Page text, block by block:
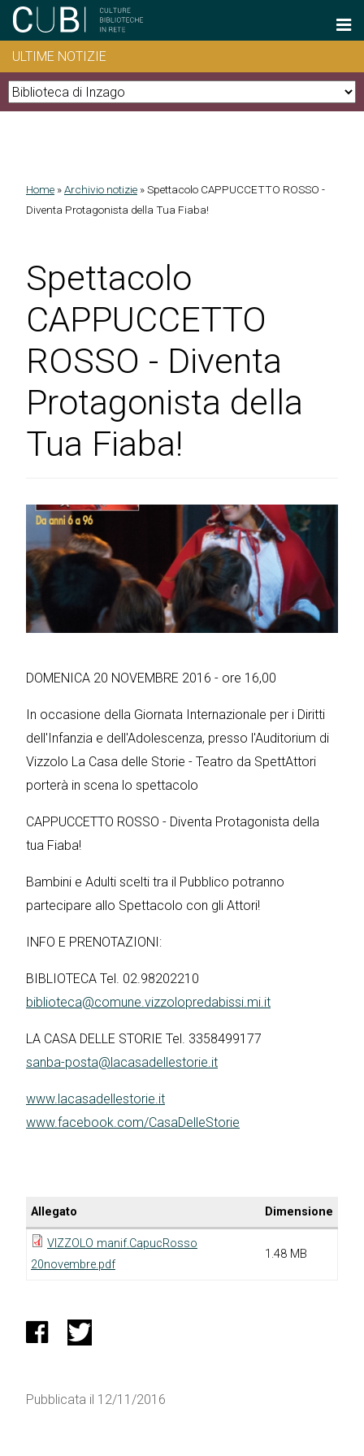
Salta al contenuto principale
ULTIME NOTIZIE
Tu sei qui
Home »Archivio notizie »Spettacolo CAPPUCCETTO ROSSO -
Diventa Protagonista della Tua Fiaba!
Spettacolo
CAPPUCCETTO
ROSSO - Diventa
Protagonista della
Tua Fiaba!
DOMENICA 20 NOVEMBRE 2016 - ore 16,00
In occasione della Giornata Internazionale per i Diritti
dell'Infanzia e dell'Adolescenza, presso l'Auditorium di
Vizzolo La Casa delle Storie - Teatro da SpettAttori
porterà in scena lo spettacolo
CAPPUCCETTO ROSSO - Diventa Protagonista della
tua Fiaba!
Bambini e Adulti scelti tra il Pubblico potranno
partecipare allo Spettacolo con gli Attori!
INFO E PRENOTAZIONI:
BIBLIOTECA Tel. 02.98202210
biblioteca@comune.vizzolopredabissi.mi.it
LA CASA DELLE STORIE Tel. 3358499177
sanba-posta@lacasadellestorie.it
www.lacasadellestorie.it
www.facebook.com/CasaDelleStorie
Allegato Dimensione
VIZZOLO manif.CapucRosso
20novembre.pdf
1.48 MB
Pubblicata il 12/11/2016